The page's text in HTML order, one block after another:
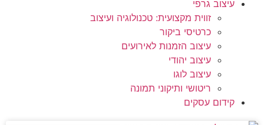
עיצוב גרפי
זווית מקצועית: טכנולוגיה ועיצוב
כרטיסי ביקור
עיצוב הזמנות לאירועים
עיצוב יהודי
עיצוב לוגו
ריטושי ותיקוני תמונה
קידום עסקים